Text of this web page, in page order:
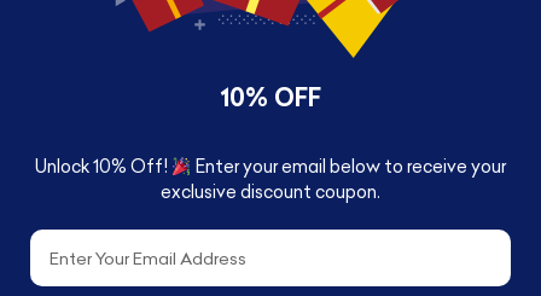
33 x 43 cm Large
10% OFF
Unlock 10% Off!
Enter your email below to receive your
exclusive discount coupon.
Email